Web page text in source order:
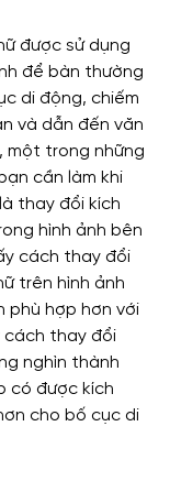
được sử dụng
để bàn thường
di động, chiếm
và dẫn đến văn
một trong những
cần làm khi
thay đổi kích
hình ảnh bên
cách thay đổi
trên hình ảnh
phù hợp hơn với
cách thay đổi
nghìn thành
có được kích
cho bố cục di